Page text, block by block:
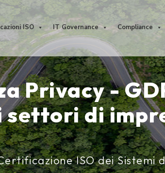
ISO IT Governance Compliance
Privacy -
settori di
ISO dei Sistemi